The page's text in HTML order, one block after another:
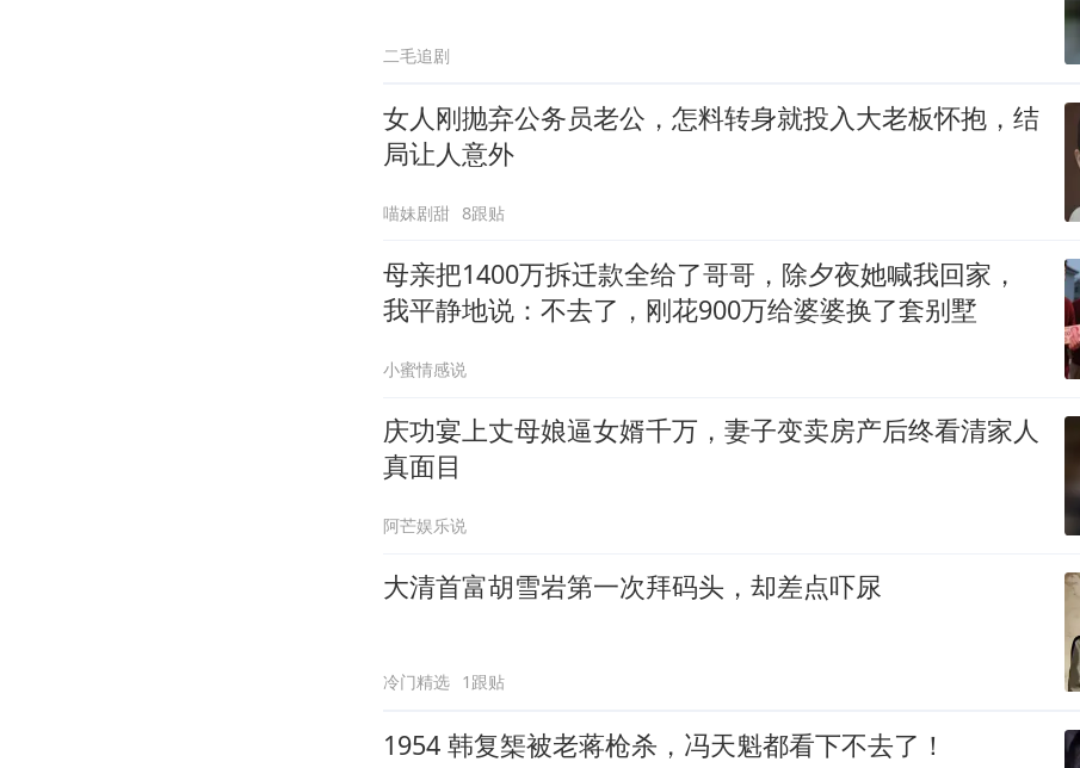
二毛追剧
女人刚抛弃公务员老公，怎料转身就投入大老板怀抱，结
局让人意外
喵妹剧甜 8跟贴
母亲把1400万拆迁款全给了哥哥，除夕夜她喊我回家，
我平静地说：不去了，刚花900万给婆婆换了套别墅
小蜜情感说
庆功宴上丈母娘逼女婿千万，妻子变卖房产后终看清家人
真面目
阿芒娱乐说
大清首富胡雪岩第一次拜码头，却差点吓尿
冷门精选 1跟贴
1954 韩复榘被老蒋枪杀，冯天魁都看下不去了！